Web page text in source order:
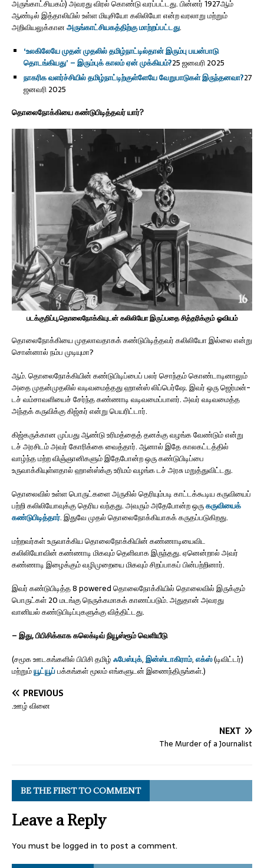
அருங்காட்சியகம்) அவரது விரல் கொண்டு வரப்பட்டது. பின்னர் 1927ஆம்
ஆண்டில் இத்தாலியில் உள்ள மியுசியோ கலிலியோ என்ற வரலாறு மற்றும்
அறிவியலுக்கானஅருங்காட்சியகத்திற்கு மாற்றப்பட்டது.
‘உலகிலேயே முதன் முதலில் தமிழ்நாட்டில்தான் இரும்பு பயன்பாடு
தொடங்கியது’ – இரும்புக் காலம் ஏன் முக்கியம்?25 ஜனவரி 2025
நாகரிக வளர்ச்சியில் தமிழ்நாட்டிற்குள்ளேயே வேறுபாடுகள் இருந்தனவா?27
ஜனவரி 2025
தொலைநோக்கியை கண்டுபிடித்தவர் யார்?
படக்குறிப்பு,தொலைநோக்கியுடன் கலிலியோ இருப்பதை சித்தரிக்கும் ஓவியம்
தொலைநோக்கியை முதலாவதாகக் கண்டுபிடித்தவர் கலிலியோ இல்லை என்று
சொன்னால் நம்ப முடியுமா?
ஆம். தொலைநோக்கியின் கண்டுபிடிப்பைப் பலர் சொந்தம் கொண்டாடினாலும்
அதை முதன்முதலில் வடிவமைத்தது ஹான்ஸ் லிப்பெர்ஷே. இவர் ஒரு ஜெர்மன்-
டச் வம்சாவளியைச் சேர்ந்த கண்ணாடி வடிவமைப்பாளர். அவர் வடிவமைத்த
அந்தக் கருவிக்கு கிஜ்கர் என்று பெயரிட்டார்.
கிஜ்கருக்கான முப்பது ஆண்டு உரிமத்தைத் தனக்கு வழங்க வேண்டும் என்று
டச் அரசிடம் அவர் கோரிக்கை வைத்தார். ஆனால் இதே காலகட்டத்தில்
வாழ்ந்த மற்ற விஞ்ஞானிகளும் இதேபோன்ற ஒரு கண்டுபிடிப்பை
உருவாக்கியுள்ளதால் ஹான்ஸ்க்கு உரிமம் வழங்க டச் அரசு மறுத்துவிட்டது.
தொலைவில் உள்ள பொருட்களை அருகில் தெரியும்படி காட்டக்கூடிய கருவியைப்
பற்றி கலிலியோவுக்கு தெரிய வந்தது. அவரும் அதேபோன்ற ஒருகருவியைக்
கண்டுபிடித்தார். இதுவே முதல் தொலைநோக்கியாகக் கருதப்படுகிறது.
மற்றவர்கள் உருவாக்கிய தொலைநோக்கியின் கண்ணாடியைவிட
கலிலியோவின் கண்ணாடி மிகவும் தெளிவாக இருந்தது. ஏனென்றால் அவர்
கண்ணாடி இழைக்கும் வழிமுறையை மிகவும் சிறப்பாகப் பின்பற்றினார்.
இவர் கண்டுபிடித்த 8 powered தொலைநோக்கியில் தொலைவில் இருக்கும்
பொருட்கள் 20 மடங்கு நெருக்கமாகக் காணப்படும். அதுதான் அவரது
வானியல் கண்டுபிடிப்புகளுக்கு வித்திட்டது.
– இது, பிபிசிக்காக கலெக்டிவ் நியூஸ்ரூம் வெளியீடு
(சமூக ஊடகங்களில் பிபிசி தமிழ்ஃபேஸ்புக்,இன்ஸ்டாகிராம்,எக்ஸ்(டிவிட்டர்)
மற்றும்யூட்யூப்பக்கங்கள் மூலம் எங்களுடன் இணைந்திருங்கள்.)
PREVIOUS
.ஊழ் வினை
NEXT
The Murder of a Journalist
BE THE FIRST TO COMMENT
Leave a Reply
You must be logged in to post a comment.